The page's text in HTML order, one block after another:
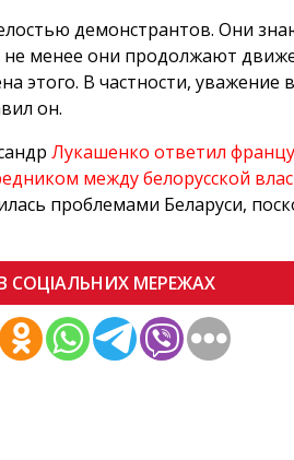
демонстрантов. Они
менее они продолжают
этого. В частности,
он.
Лукашенко ответил
между белорусской
проблемами Беларуси,
СОЦІАЛЬНИХ МЕРЕЖАХ